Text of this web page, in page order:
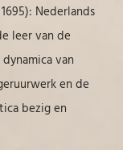
Nederlands
leer van de
van
en de
bezig en